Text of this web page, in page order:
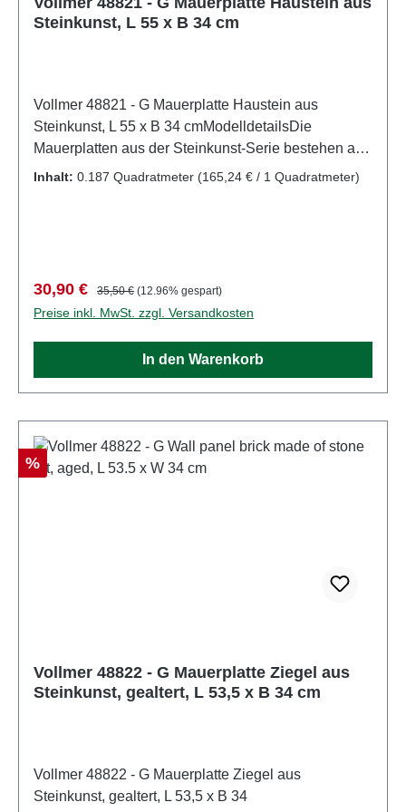
Steinkunst, L 55 x B 34 cm
Vollmer 48821 - G Mauerplatte Haustein aus
Steinkunst, L 55 x B 34 cmModelldetailsDie
Mauerplatten aus der Steinkunst-Serie bestehen aus
wetterfestem Sedimentverbundwerkstoff. Dieser
maßstabsgetreues Modell für erwachsene Sammler.
Vorsichtig behandeln. Nicht für Kinder unter 14
Jahren geeignet. Es enthält Kleinteile, die eine
Erstickungsgefahr darstellen können, und einige
EN 61558-2-7 gefertigter Spielzeug-Transformator
verwendet werden. Eigenschaften: Hersteller:
Inhalt: 0.187 Quadratmeter (165,24 € / 1 Quadratmeter)
Verkaufspreis:
30,90 € Regulärer Preis:
35,50 € (12.96% gespart)
Preise inkl. MwSt. zzgl. Versandkosten
In den Warenkorb
Rabatt
%
Vollmer 48822 - G Mauerplatte Ziegel aus
Steinkunst, gealtert, L 53,5 x B 34 cm
Vollmer 48822 - G Mauerplatte Ziegel aus
Steinkunst, gealtert, L 53,5 x B 34